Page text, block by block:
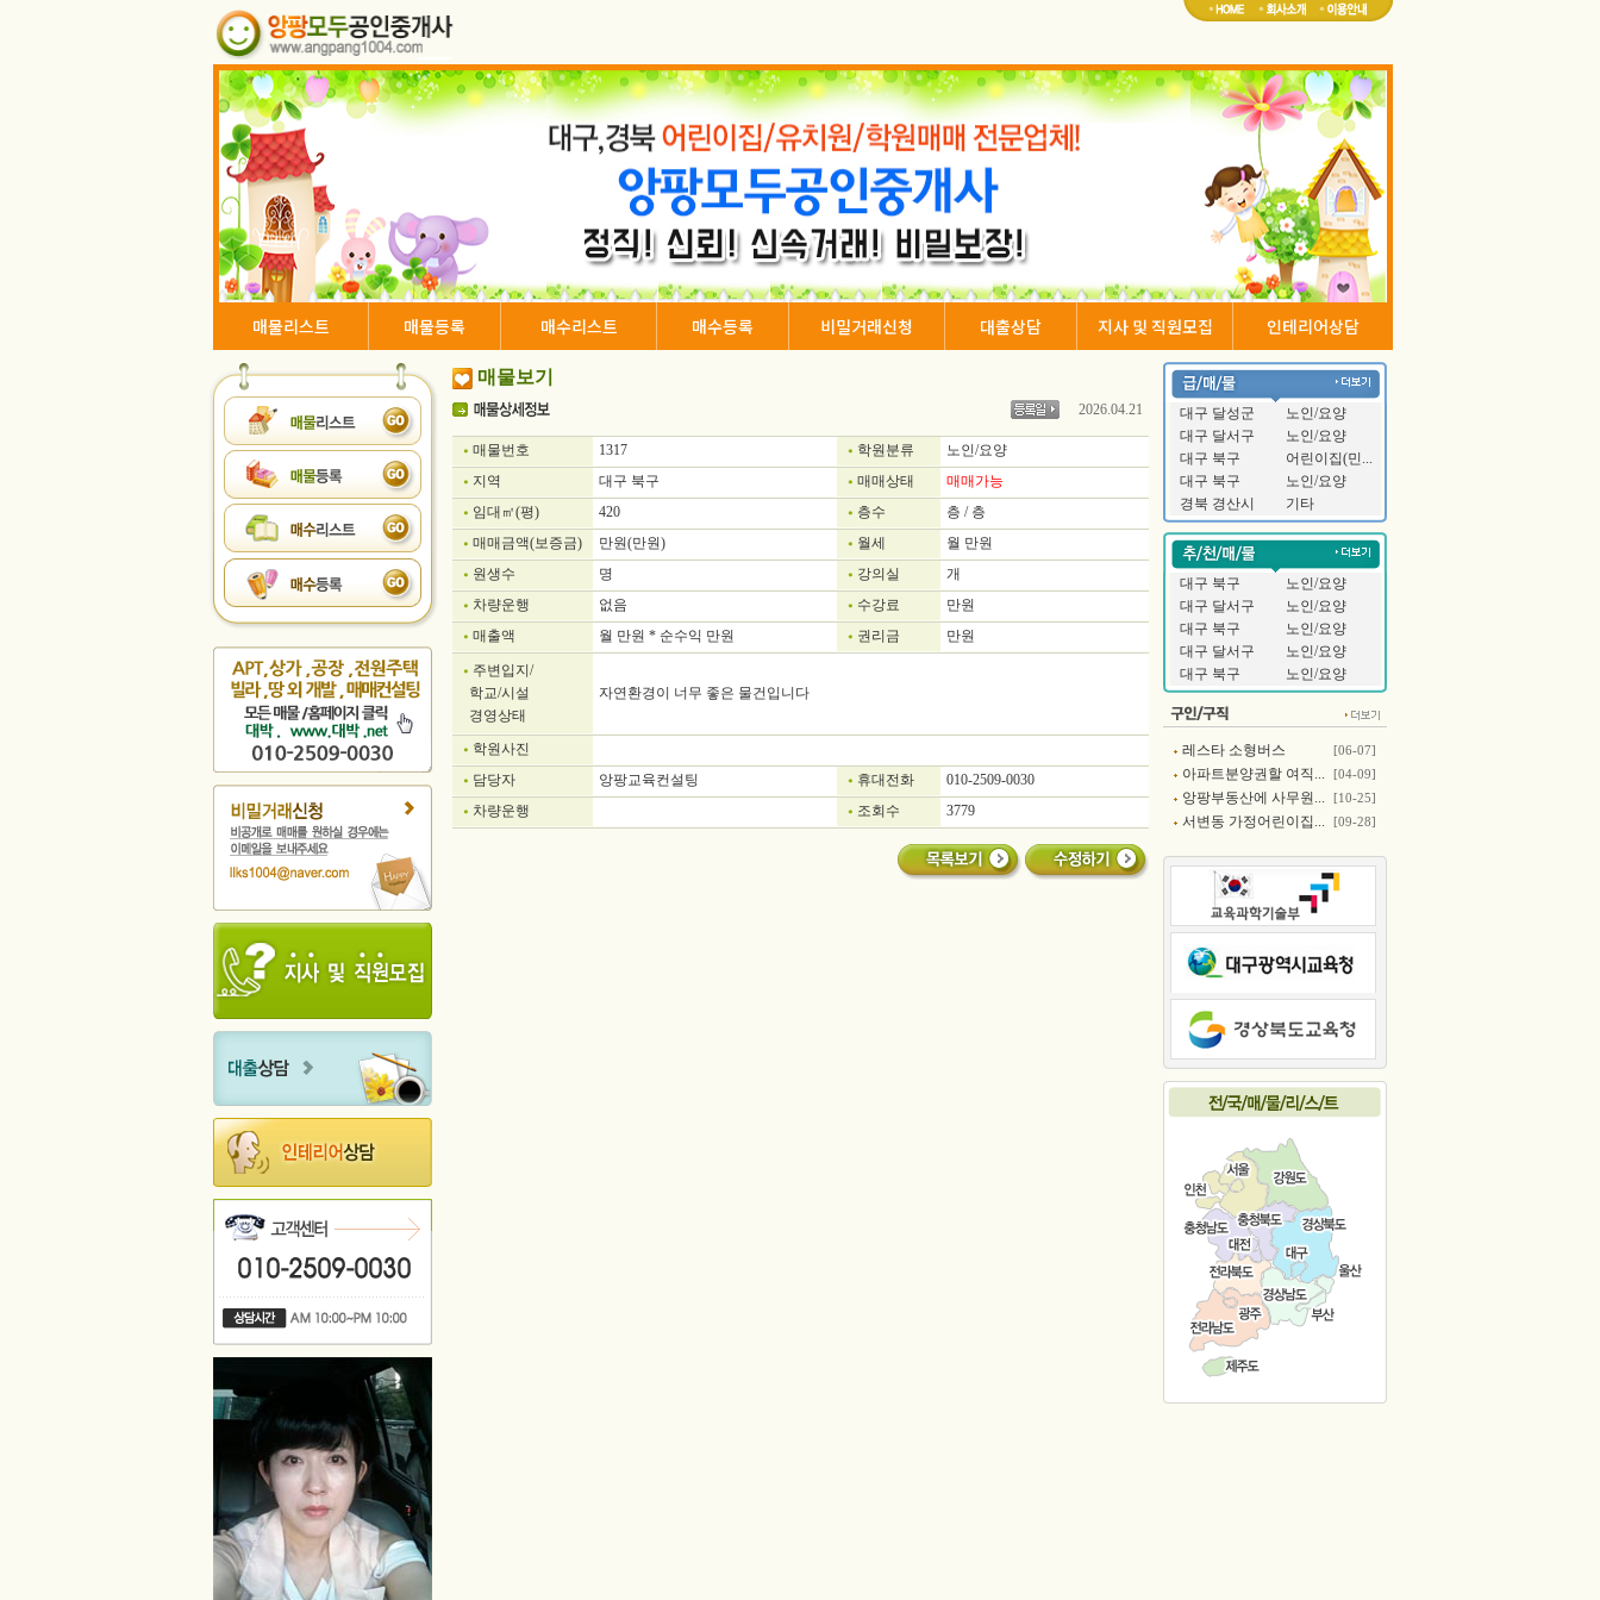
매물리스트 매물등록 매수리스트 매수등록 비밀거래신청 대출상담 지사 및 직원모집 인테리어상담
매물보기
2026.04.21
매물번호 1317 학원분류
노인/요양
지역
대구 북구 매매상태
매매가능
임대㎡(평)
420 층수
층 / 층
매매금액(보증금)
만원(만원) 월세
월 만원
원생수
명 강의실
개
차량운행
없음 수강료
만원
매출액
월 만원 * 순수익 만원 권리금 만원
주변입지/
학교/시설
경영상태
자연환경이 너무 좋은 물건입니다
학원사진
담당자
앙팡교육컨설팅 휴대전화
010-2509-0030
차량운행
조회수 3779
대구 달성군
노인/요양
대구 달서구
노인/요양
대구 북구
어린이집(민...
대구 북구
노인/요양
경북 경산시
기타
대구 북구
노인/요양
대구 달서구
노인/요양
대구 북구
노인/요양
대구 달서구
노인/요양
대구 북구
노인/요양
레스타 소형버스 [06-07]
아파트분양권할 여직... [04-09]
앙팡부동산에 사무원... [10-25]
서변동 가정어린이집... [09-28]